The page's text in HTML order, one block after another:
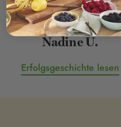
Nadine U.
Erfolgsgeschichte lesen